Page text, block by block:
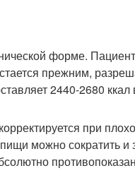
форме.
прежним,
2440-2680 ккал
при
можно сократить